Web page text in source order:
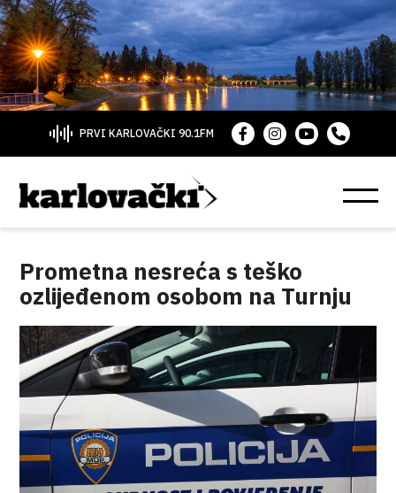
PRVI KARLOVAČKI 90.1FM
Prometna nesreća s teško
ozlijeđenom osobom na Turnju